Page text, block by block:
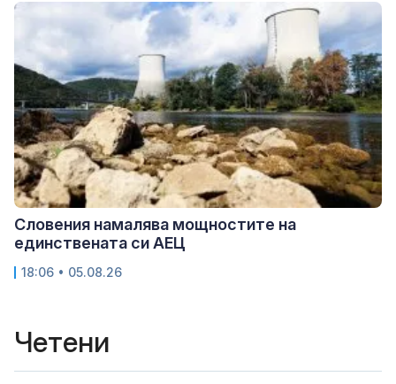
Словения намалява мощностите на
единствената си АЕЦ
18:06 • 05.08.26
Четени